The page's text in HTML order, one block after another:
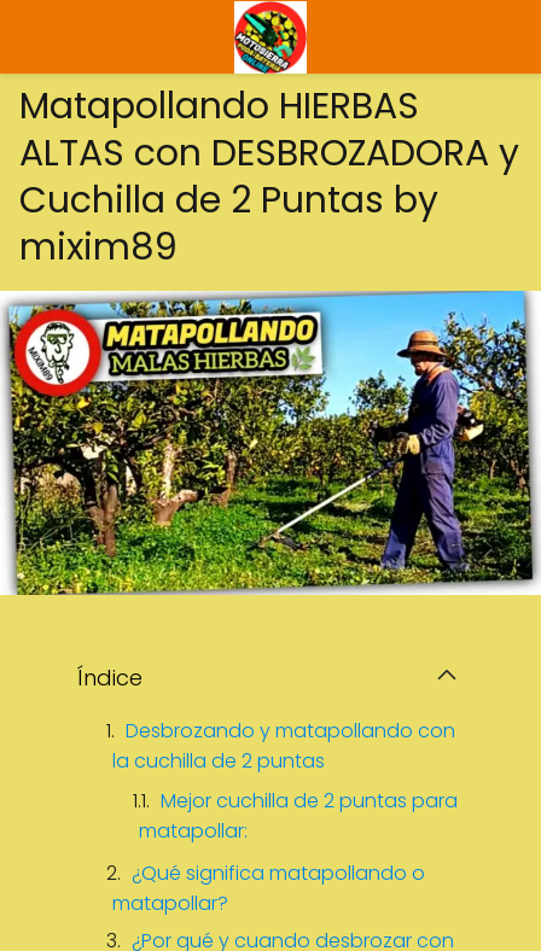
Matapollando HIERBAS
ALTAS con DESBROZADORA y
Cuchilla de 2 Puntas by
mixim89
Índice
Desbrozando y matapollando con
la cuchilla de 2 puntas
Mejor cuchilla de 2 puntas para
matapollar:
¿Qué significa matapollando o
matapollar?
¿Por qué y cuando desbrozar con